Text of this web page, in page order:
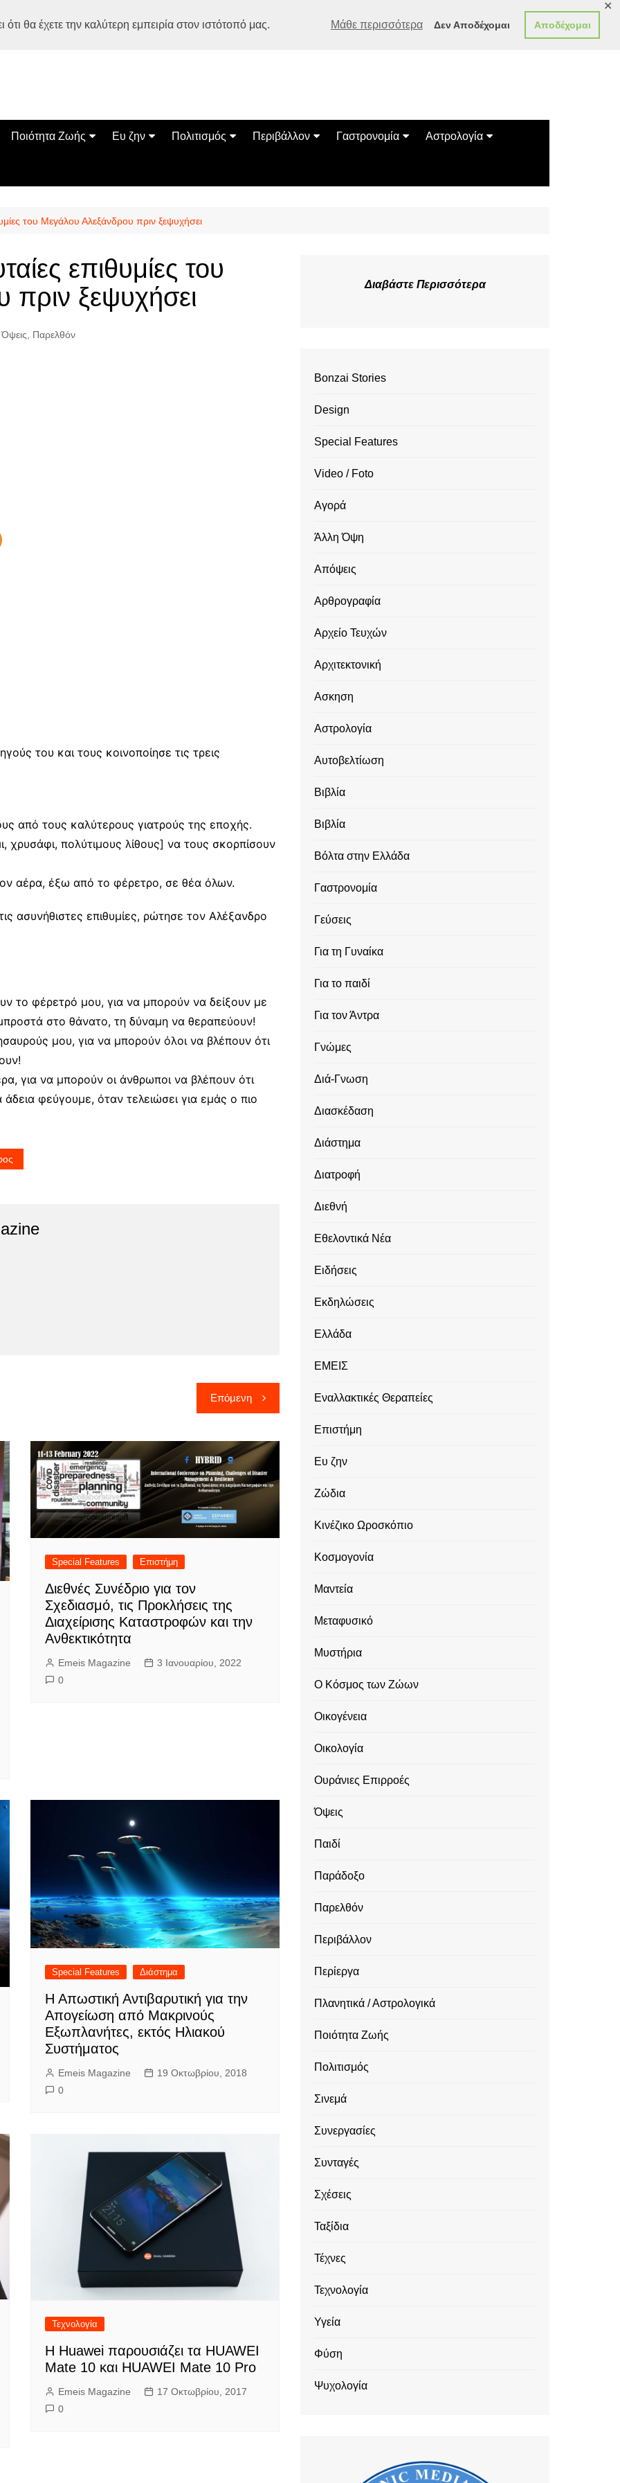
θα έχετε την καλύτερη εμπειρία στον ιστότοπό μας. Μάθε περισσότερα Δεν Αποδέχομαι Αποδέχομαι
✕
Ποιότητα Ζωής
Ασκηση
Ευ ζην
Αυτοβελτίωση
Πολιτισμός
Εκδηλώσεις
Bonsai Stories
Βόλτα στην Ελλάδα
Περιβάλλον
Οικολογία
Γαστρονομία
Συνταγές
Αστρολογία
Κινέζικο Ωροσκόπιο
του Μεγάλου Αλεξάνδρου πριν ξεψυχήσει
επιθυμίες του
πριν ξεψυχήσει
Όψεις Παρελθόν
του και τους κοινοποίησε τις τρεις
από τους καλύτερους γιατρούς της εποχής.
χρυσάφι, πολύτιμους λίθους] να τους σκορπίσουν
αέρα, έξω από το φέρετρο, σε θέα όλων.
ασυνήθιστες επιθυμίες, ρώτησε τον Αλέξανδρο
το φέρετρό μου, για να μπορούν να δείξουν με
στο θάνατο, τη δύναμη να θεραπεύουν!
μου, για να μπορούν όλοι να βλέπουν ότι
για να μπορούν οι άνθρωποι να βλέπουν ότι
φεύγουμε, όταν τελειώσει για εμάς ο πιο
Επόμενη
Special Features Επιστήμη
Διεθνές Συνέδριο για τον
Σχεδιασμό, τις Προκλήσεις της
Διαχείρισης Καταστροφών και την
Ανθεκτικότητα
Emeis Magazine
3 Ιανουαρίου, 2022
0
Special Features Διάστημα
Η Απωστική Αντιβαρυτική για την
Απογείωση από Μακρινούς
Εξωπλανήτες, εκτός Ηλιακού
Συστήματος
Emeis Magazine
19 Οκτωβρίου, 2018
0
Τεχνολογία
Η Huawei παρουσιάζει τα HUAWEI
Mate 10 και HUAWEI Mate 10 Pro
Emeis Magazine
17 Οκτωβρίου, 2017
0
Διαβάστε Περισσότερα
Bonzai Stories
Design
Special Features
Video / Foto
Αγορά
Άλλη Όψη
Απόψεις
Αρθρογραφία
Αρχείο Τευχών
Αρχιτεκτονική
Ασκηση
Αστρολογία
Αυτοβελτίωση
Βιβλία
Βιβλία
Βόλτα στην Ελλάδα
Γαστρονομία
Γεύσεις
Για τη Γυναίκα
Για το παιδί
Για τον Άντρα
Γνώμες
Διά-Γνωση
Διασκέδαση
Διάστημα
Διατροφή
Διεθνή
Εθελοντικά Νέα
Ειδήσεις
Εκδηλώσεις
Ελλάδα
ΕΜΕΙΣ
Εναλλακτικές Θεραπείες
Επιστήμη
Ευ ζην
Ζώδια
Κινέζικο Ωροσκόπιο
Κοσμογονία
Μαντεία
Μεταφυσικό
Μυστήρια
Ο Κόσμος των Ζώων
Οικογένεια
Οικολογία
Ουράνιες Επιρροές
Όψεις
Παιδί
Παράδοξο
Παρελθόν
Περιβάλλον
Περίεργα
Πλανητικά / Αστρολογικά
Ποιότητα Ζωής
Πολιτισμός
Σινεμά
Συνεργασίες
Συνταγές
Σχέσεις
Ταξίδια
Τέχνες
Τεχνολογία
Υγεία
Φύση
Ψυχολογία